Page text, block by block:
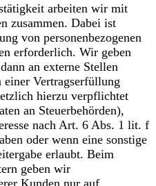
arbeiten wir mit
zusammen. Dabei ist
von personenbezogenen
erforderlich. Wir geben
an externe Stellen
Vertragserfüllung
hierzu verpflichtet
an Steuerbehörden),
nach Art. 6 Abs. 1 lit. f
oder wenn eine sonstige
erlaubt. Beim
geben wir
Kunden nur auf